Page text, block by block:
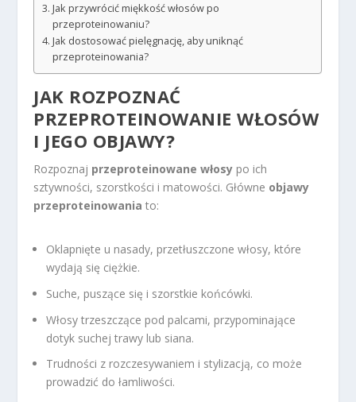
Jak przywrócić miękkość włosów po
przeproteinowaniu?
Jak dostosować pielęgnację, aby uniknąć
przeproteinowania?
JAK ROZPOZNAĆ
PRZEPROTEINOWANIE WŁOSÓW
I JEGO OBJAWY?
Rozpoznaj przeproteinowane włosy po ich
sztywności, szorstkości i matowości. Główne objawy
przeproteinowania to:
Oklapnięte u nasady, przetłuszczone włosy, które
wydają się ciężkie.
Suche, puszące się i szorstkie końcówki.
Włosy trzeszczące pod palcami, przypominające
dotyk suchej trawy lub siana.
Trudności z rozczesywaniem i stylizacją, co może
prowadzić do łamliwości.